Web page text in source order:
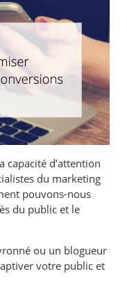
capacité d’attention
du marketing
pouvons-nous
du public et le
ou un blogueur
votre public et